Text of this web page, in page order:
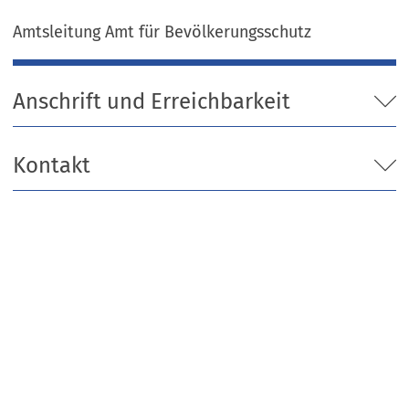
Amtsleitung Amt für Bevölkerungsschutz
Anschrift und Erreichbarkeit
Kontakt